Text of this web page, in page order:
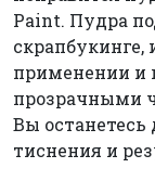
Paint. Пудра
применении и
прозрачными
Вы
тиснения и